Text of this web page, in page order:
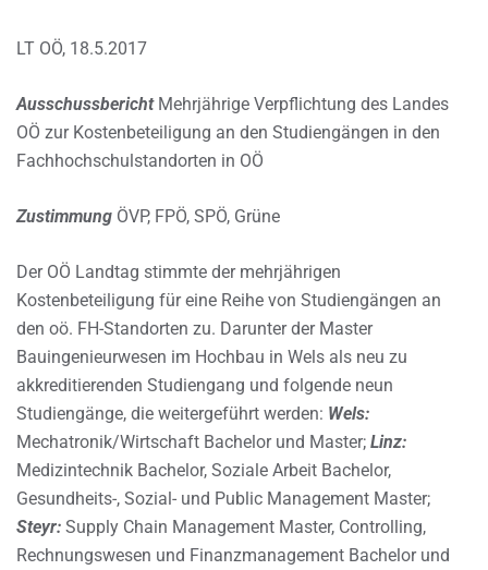
LT OÖ, 18.5.2017
AusschussberichtMehrjährige Verpflichtung des Landes
OÖ zur Kostenbeteiligung an den Studiengängen in den
Fachhochschulstandorten in OÖ
Zustimmung ÖVP, FPÖ, SPÖ, Grüne
Der OÖ Landtag stimmte der mehrjährigen
Kostenbeteiligung für eine Reihe von Studiengängen an
den oö. FH-Standorten zu. Darunter der Master
Bauingenieurwesen im Hochbau in Wels als neu zu
akkreditierenden Studiengang und folgende neun
Studiengänge, die weitergeführt werden: Wels:
Mechatronik/Wirtschaft Bachelor und Master; Linz:
Medizintechnik Bachelor, Soziale Arbeit Bachelor,
Gesundheits-, Sozial- und Public Management Master;
Steyr: Supply Chain Management Master, Controlling,
Rechnungswesen und Finanzmanagement Bachelor und